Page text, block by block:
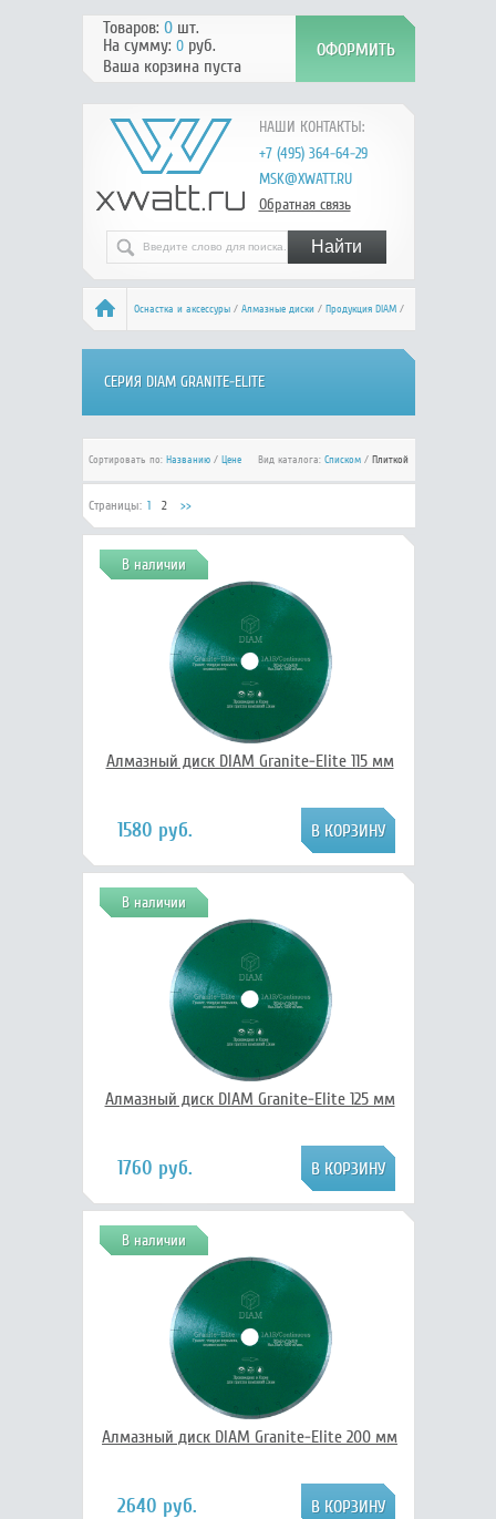
НАШИ КОНТАКТЫ:
+7 (495) 364-64-29
MSK@XWATT.RU
Обратная связь
Товаров: 0шт.
На сумму: 0руб.
Ваша корзина пуста
Оснастка и аксессуры/ Алмазные диски/ Продукция DIAM/
Серия Granite-Elite
СЕРИЯ DIAM GRANITE-ELITE
Сортировать по: Названию/ Цене Вид каталога: Списком/ Плиткой
Страницы: 1 2 >>
В наличии
Алмазный диск DIAM Granite-Elite 115 мм
1580 руб.
В наличии
Алмазный диск DIAM Granite-Elite 125 мм
1760 руб.
В наличии
Алмазный диск DIAM Granite-Elite 200 мм
2640 руб.